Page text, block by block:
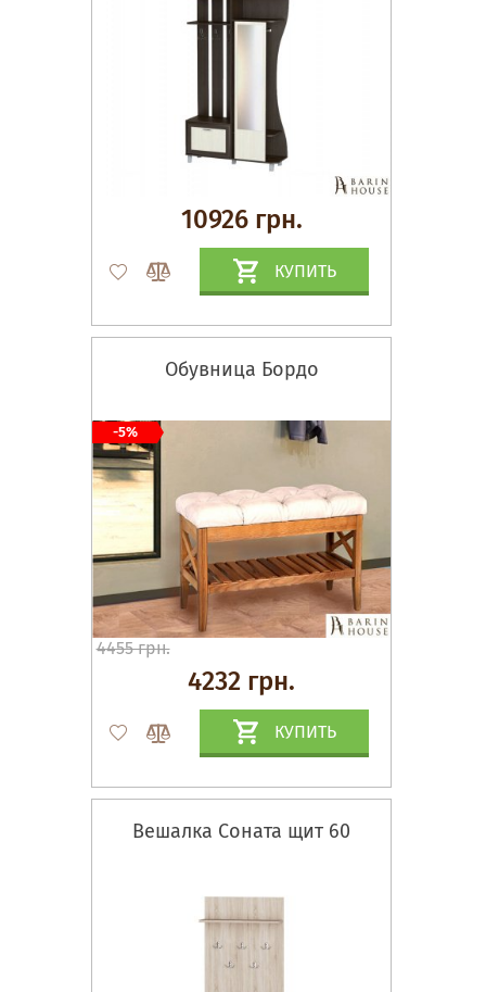
10926 грн.
КУПИТЬ
Обувница Бордо
4455 грн.
4232 грн.
КУПИТЬ
-5%
Вешалка Соната щит 60